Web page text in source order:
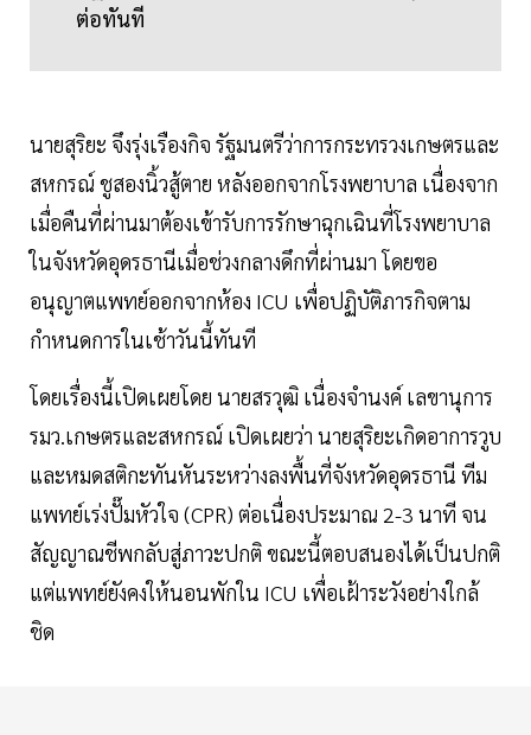
ต่อทันที
นายสุริยะ จึงรุ่งเรืองกิจ รัฐมนตรีว่าการกระทรวงเกษตรและ
สหกรณ์ ชูสองนิ้วสู้ตาย หลังออกจากโรงพยาบาล เนื่องจาก
เมื่อคืนที่ผ่านมาต้องเข้ารับการรักษาฉุกเฉินที่โรงพยาบาล
ในจังหวัดอุดรธานีเมื่อช่วงกลางดึกที่ผ่านมา โดยขอ
อนุญาตแพทย์ออกจากห้อง ICU เพื่อปฏิบัติภารกิจตาม
กำหนดการในเช้าวันนี้ทันที
โดยเรื่องนี้เปิดเผยโดย นายสรวุฒิ เนื่องจำนงค์ เลขานุการ
รมว.เกษตรและสหกรณ์ เปิดเผยว่า นายสุริยะเกิดอาการวูบ
และหมดสติกะทันหันระหว่างลงพื้นที่จังหวัดอุดรธานี ทีม
แพทย์เร่งปั๊มหัวใจ (CPR) ต่อเนื่องประมาณ 2-3 นาที จน
สัญญาณชีพกลับสู่ภาวะปกติ ขณะนี้ตอบสนองได้เป็นปกติ
แต่แพทย์ยังคงให้นอนพักใน ICU เพื่อเฝ้าระวังอย่างใกล้
ชิด